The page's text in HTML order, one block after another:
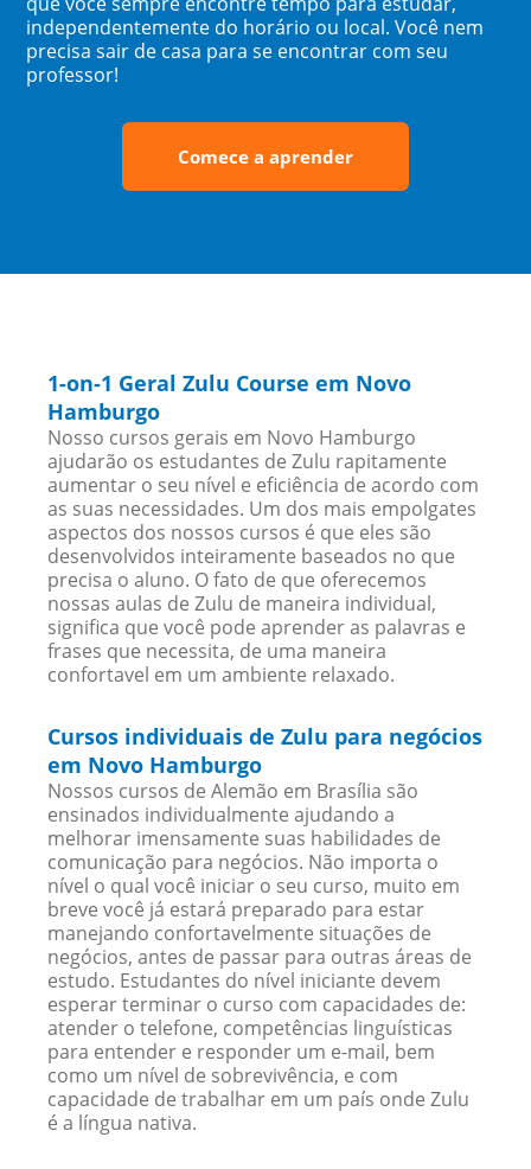
independentemente do horário ou local. Você nem
precisa sair de casa para se encontrar com seu
professor!
Comece a aprender
1-on-1 Geral Zulu Course em Novo
Hamburgo
Nosso cursos gerais em Novo Hamburgo
ajudarão os estudantes de Zulu rapitamente
aumentar o seu nível e eficiência de acordo com
as suas necessidades. Um dos mais empolgates
aspectos dos nossos cursos é que eles são
desenvolvidos inteiramente baseados no que
precisa o aluno. O fato de que oferecemos
nossas aulas de Zulu de maneira individual,
significa que você pode aprender as palavras e
frases que necessita, de uma maneira
confortavel em um ambiente relaxado.
Cursos individuais de Zulu para negócios
em Novo Hamburgo
Nossos cursos de Alemão em Brasília são
ensinados individualmente ajudando a
melhorar imensamente suas habilidades de
comunicação para negócios. Não importa o
nível o qual você iniciar o seu curso, muito em
breve você já estará preparado para estar
manejando confortavelmente situações de
negócios, antes de passar para outras áreas de
estudo. Estudantes do nível iniciante devem
esperar terminar o curso com capacidades de:
atender o telefone, competências linguísticas
para entender e responder um e-mail, bem
como um nível de sobrevivência, e com
capacidade de trabalhar em um país onde Zulu
é a língua nativa.